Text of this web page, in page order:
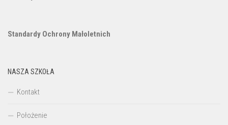
Standardy Ochrony Małoletnich
NASZA SZKOŁA
Kontakt
Położenie